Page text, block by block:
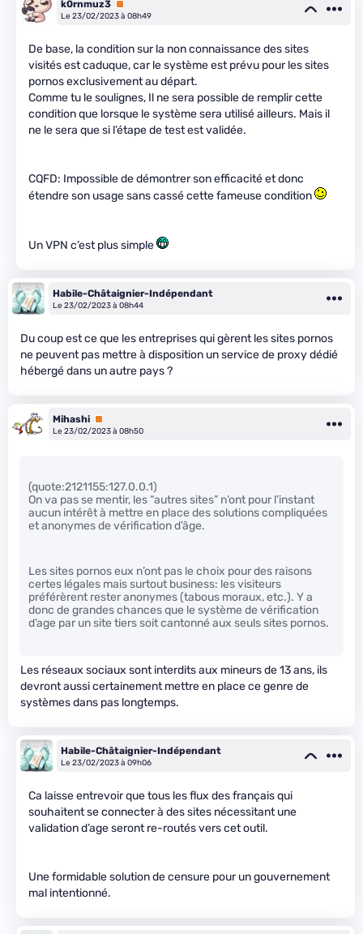
k0rnmuz3 Premium
Le 23/02/2023 à 08h49
De base, la condition sur la non connaissance des sites
visités est caduque, car le système est prévu pour les sites
pornos exclusivement au départ.
Comme tu le soulignes, Il ne sera possible de remplir cette
condition que lorsque le système sera utilisé ailleurs. Mais il
ne le sera que si l’étape de test est validée.
CQFD: Impossible de démontrer son efficacité et donc
étendre son usage sans cassé cette fameuse condition
Un VPN c’est plus simple
Habile-Châtaignier-Indépendant
Le 23/02/2023 à 08h44
Du coup est ce que les entreprises qui gèrent les sites pornos
ne peuvent pas mettre à disposition un service de proxy dédié
hébergé dans un autre pays ?
Mihashi Premium
Le 23/02/2023 à 08h50
(quote:2121155:127.0.0.1)
On va pas se mentir, les “autres sites” n’ont pour l’instant
aucun intérêt à mettre en place des solutions compliquées
et anonymes de vérification d’âge.
Les sites pornos eux n’ont pas le choix pour des raisons
certes légales mais surtout business: les visiteurs
préférèrent rester anonymes (tabous moraux, etc.). Y a
donc de grandes chances que le système de vérification
d’age par un site tiers soit cantonné aux seuls sites pornos.
Les réseaux sociaux sont interdits aux mineurs de 13 ans, ils
devront aussi certainement mettre en place ce genre de
systèmes dans pas longtemps.
Habile-Châtaignier-Indépendant
Le 23/02/2023 à 09h06
Ca laisse entrevoir que tous les flux des français qui
souhaitent se connecter à des sites nécessitant une
validation d’age seront re-routés vers cet outil.
Une formidable solution de censure pour un gouvernement
mal intentionné.